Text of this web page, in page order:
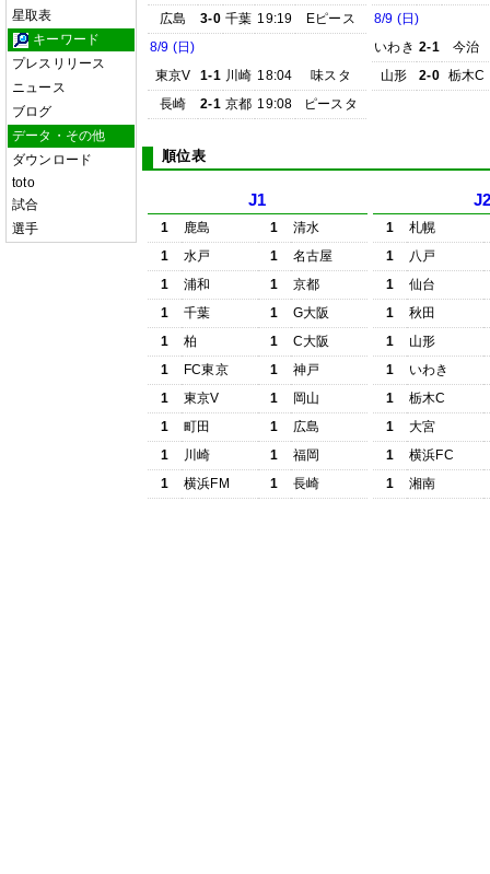
星取表
キーワード
プレスリリース
ニュース
ブログ
データ・その他
ダウンロード
toto
試合
選手
広島
3-0 千葉 19:19
Eピース
8/9 (日)
東京V
1-1 川崎 18:04
味スタ
長崎
2-1 京都 19:08 ピースタ
8/9 (日)
いわき 2-1
今治
山形
2-0 栃木C
順位表
J1
1 鹿島 1
清水
1
水戸 1
名古屋
1
浦和 1
京都
1
千葉 1
G大阪
1
柏 1
C大阪
1
FC東京 1
神戸
1
東京V 1
岡山
1
町田 1
広島
1
川崎 1
福岡
1
横浜FM 1 長崎
1
札幌
1
八戸
1
仙台
1
秋田
1
山形
1
いわき
1
栃木C
1
大宮
1
横浜FC
1
湘南